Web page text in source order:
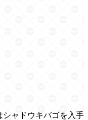
ャドウキバゴを入手